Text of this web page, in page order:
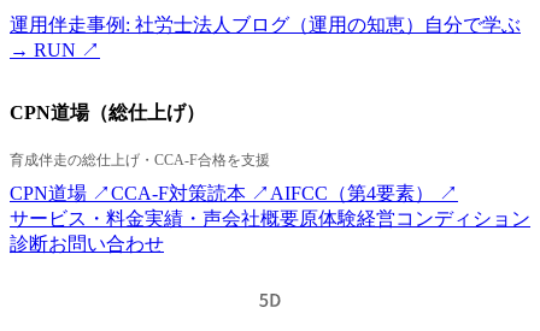
運用伴走事例: 社労士法人 ブログ（運用の知恵）
自分で学ぶ
→ RUN ↗
CPN道場（総仕上げ）
育成伴走の総仕上げ・CCA-F合格を支援
CPN道場 ↗CCA-F対策読本 ↗ AIFCC（第4要素） ↗
サービス・料金実績・声会社概要原体験経営コンディション
診断お問い合わせ